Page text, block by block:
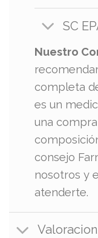
SC
Nuestro
completa
es un
una
consejo
nosotros y
atenderte.